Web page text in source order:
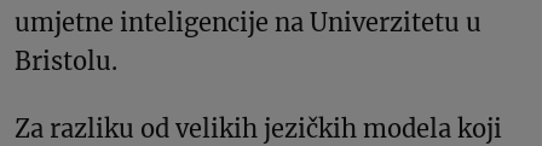
umjetne inteligencije na Univerzitetu u
Bristolu.
Za razliku od velikih jezičkih modela koji